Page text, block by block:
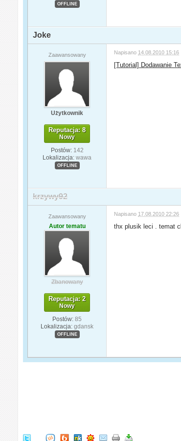
OFFLINE
Joke
Zaawansowany
Użytkownik
Reputacja: 8
Nowy
Postów: 142
Lokalizacja: wawa
OFFLINE
Napisano 14.08.2010 15:16
[Tutorial] Dodawanie
krzywy92
Zaawansowany
Autor tematu
Zbanowany
Reputacja: 2
Nowy
Postów: 85
Lokalizacja: gdansk
OFFLINE
Napisano 17.08.2010 22:26
thx plusik leci . temat